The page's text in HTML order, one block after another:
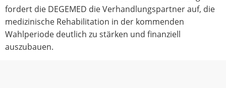
fordert die DEGEMED die Verhandlungspartner auf, die
medizinische Rehabilitation in der kommenden
Wahlperiode deutlich zu stärken und finanziell
auszubauen.